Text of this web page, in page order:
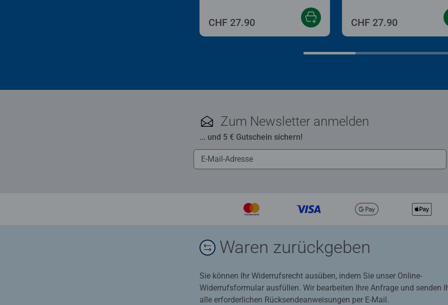
CHF 27.90 CHF 27.90
Zum Newsletter anmelden
... und 5 € Gutschein sichern!
Waren zurückgeben
Sie können Ihr Widerrufsrecht ausüben, indem Sie unser Online-
Widerrufsformular ausfüllen. Wir bearbeiten Ihre Anfrage und senden
alle erforderlichen Rücksendeanweisungen per E-Mail.